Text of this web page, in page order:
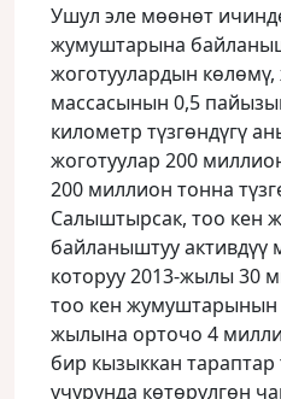
Ушул эле мөөнөт
жумуштарына
жоготуулардын
массасынын 0,5
километр түзгөндүгү
жоготуулар 200
200 миллион тонна
Салыштырсак, тоо кен
байланыштуу активдүү
которуу 2013-жылы 30
тоо кен
жылына орточо 4
бир кызыккан
учурунда көтөрүлгөн